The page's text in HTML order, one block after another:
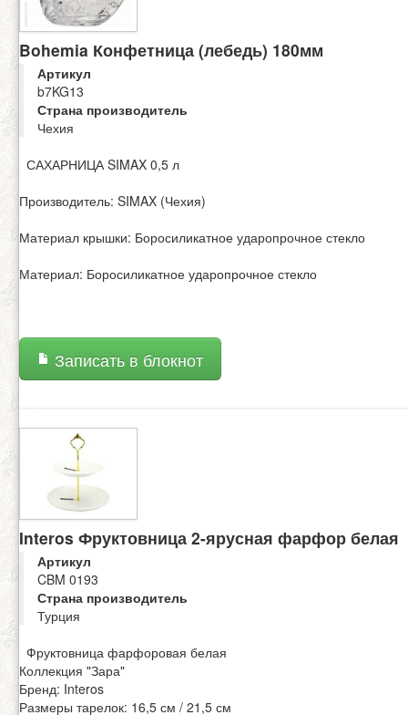
Bohemia Конфетница (лебедь) 180мм
Артикул
b7KG13
Страна производитель
Чехия
САХАРНИЦА SIMAX 0,5 л
Производитель: SIMAX (Чехия)
Материал крышки: Боросиликатное ударопрочное стекло
Материал: Боросиликатное ударопрочное стекло
Записать в блокнот
Interos Фруктовница 2-ярусная фарфор белая
Артикул
CBM 0193
Страна производитель
Турция
Фруктовница фарфоровая белая
Коллекция "Зара"
Бренд: Interos
Размеры тарелок: 16,5 см / 21,5 см